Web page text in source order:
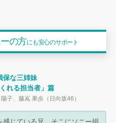
の方にも安心のサポート
保な三姉妹
れる担当者」篇
子、藤嶌 果歩（日向坂46）